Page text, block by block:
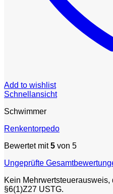
Add to wishlist
Schnellansicht
Schwimmer
Renkentorpedo
Bewertet mit5 von 5
Ungeprüfte
Kein
§6(1)Z27 USTG.